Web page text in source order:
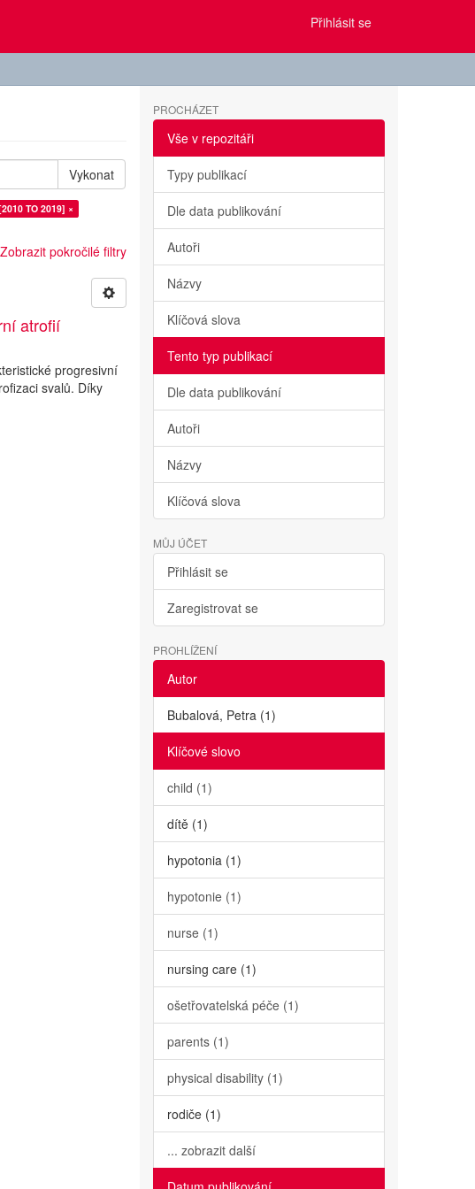
Přihlásit se
Vykonat
TO 2019] ×
Zobrazit pokročilé filtry
atrofií
progresivní
svalů. Díky
PROCHÁZET
Vše v repozitáři
Typy publikací
Dle data publikování
Autoři
Názvy
Klíčová slova
Tento typ publikací
Dle data publikování
Autoři
Názvy
Klíčová slova
MŮJ ÚČET
Přihlásit se
Zaregistrovat se
PROHLÍŽENÍ
Autor
Bubalová, Petra (1)
Klíčové slovo
child (1)
dítě (1)
hypotonia (1)
hypotonie (1)
nurse (1)
nursing care (1)
ošetřovatelská péče (1)
parents (1)
physical disability (1)
rodiče (1)
... zobrazit další